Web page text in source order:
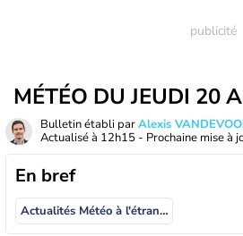
MÉTÉO DU JEUDI 20
Bulletin établi parAlexis
Actualisé à 12h15 - Prochaine mise à
En bref
Actualités Météo à l'étranger